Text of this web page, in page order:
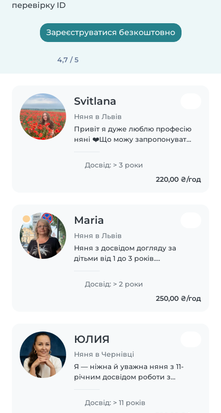
перевірку ID
Зареєструватися безкоштовно
4,7 / 5
Svitlana
Няня в Львів
Привіт я дуже люблю професію
няні ❤️Що можу запропонувати:
за дитиною; • розвиток
відповідно до віку; •
дотримання режиму дня; •
Досвід: > 3 роки
220,00 ₴/год
Maria
Няня в Львів
Няня з досвідом догляду за
дітьми від 1 до 3 років.
домашніми справами,
приготуванням їжі та уроків.
Досвід: > 2 роки
250,00 ₴/год
ЮЛИЯ
Няня в Чернівці
Я — ніжна й уважна няня з 11-
річним досвідом роботи з
школярів. Полюбляю читати,
грати та проводити час із
Досвід: > 11 років